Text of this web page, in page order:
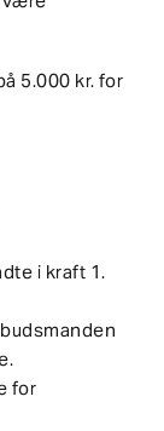
5.000 kr. for
i kraft 1.
for